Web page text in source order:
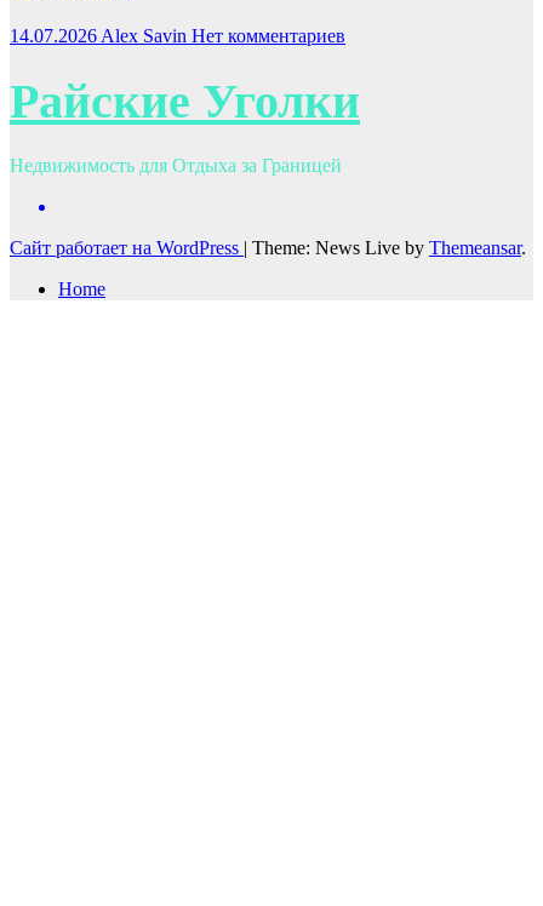
14.07.2026 Alex Savin Нет комментариев
Райские Уголки
Недвижимость для Отдыха за Границей
Сайт работает на WordPress | Theme: News Live by Themeansar.
Home